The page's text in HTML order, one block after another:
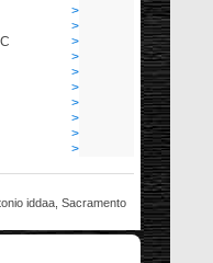
>
>
>
>
>
>
>
>
>
>
iddaa, Sacramento